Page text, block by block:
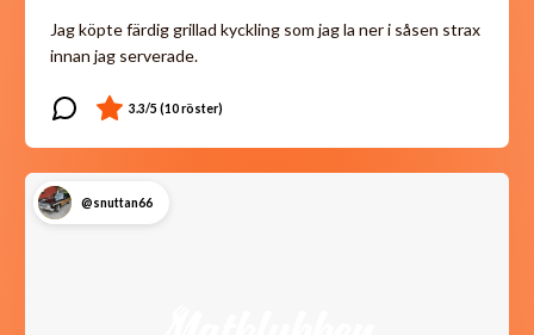
Jag köpte färdig grillad kyckling som jag la ner i såsen strax
innan jag serverade.
@snuttan66